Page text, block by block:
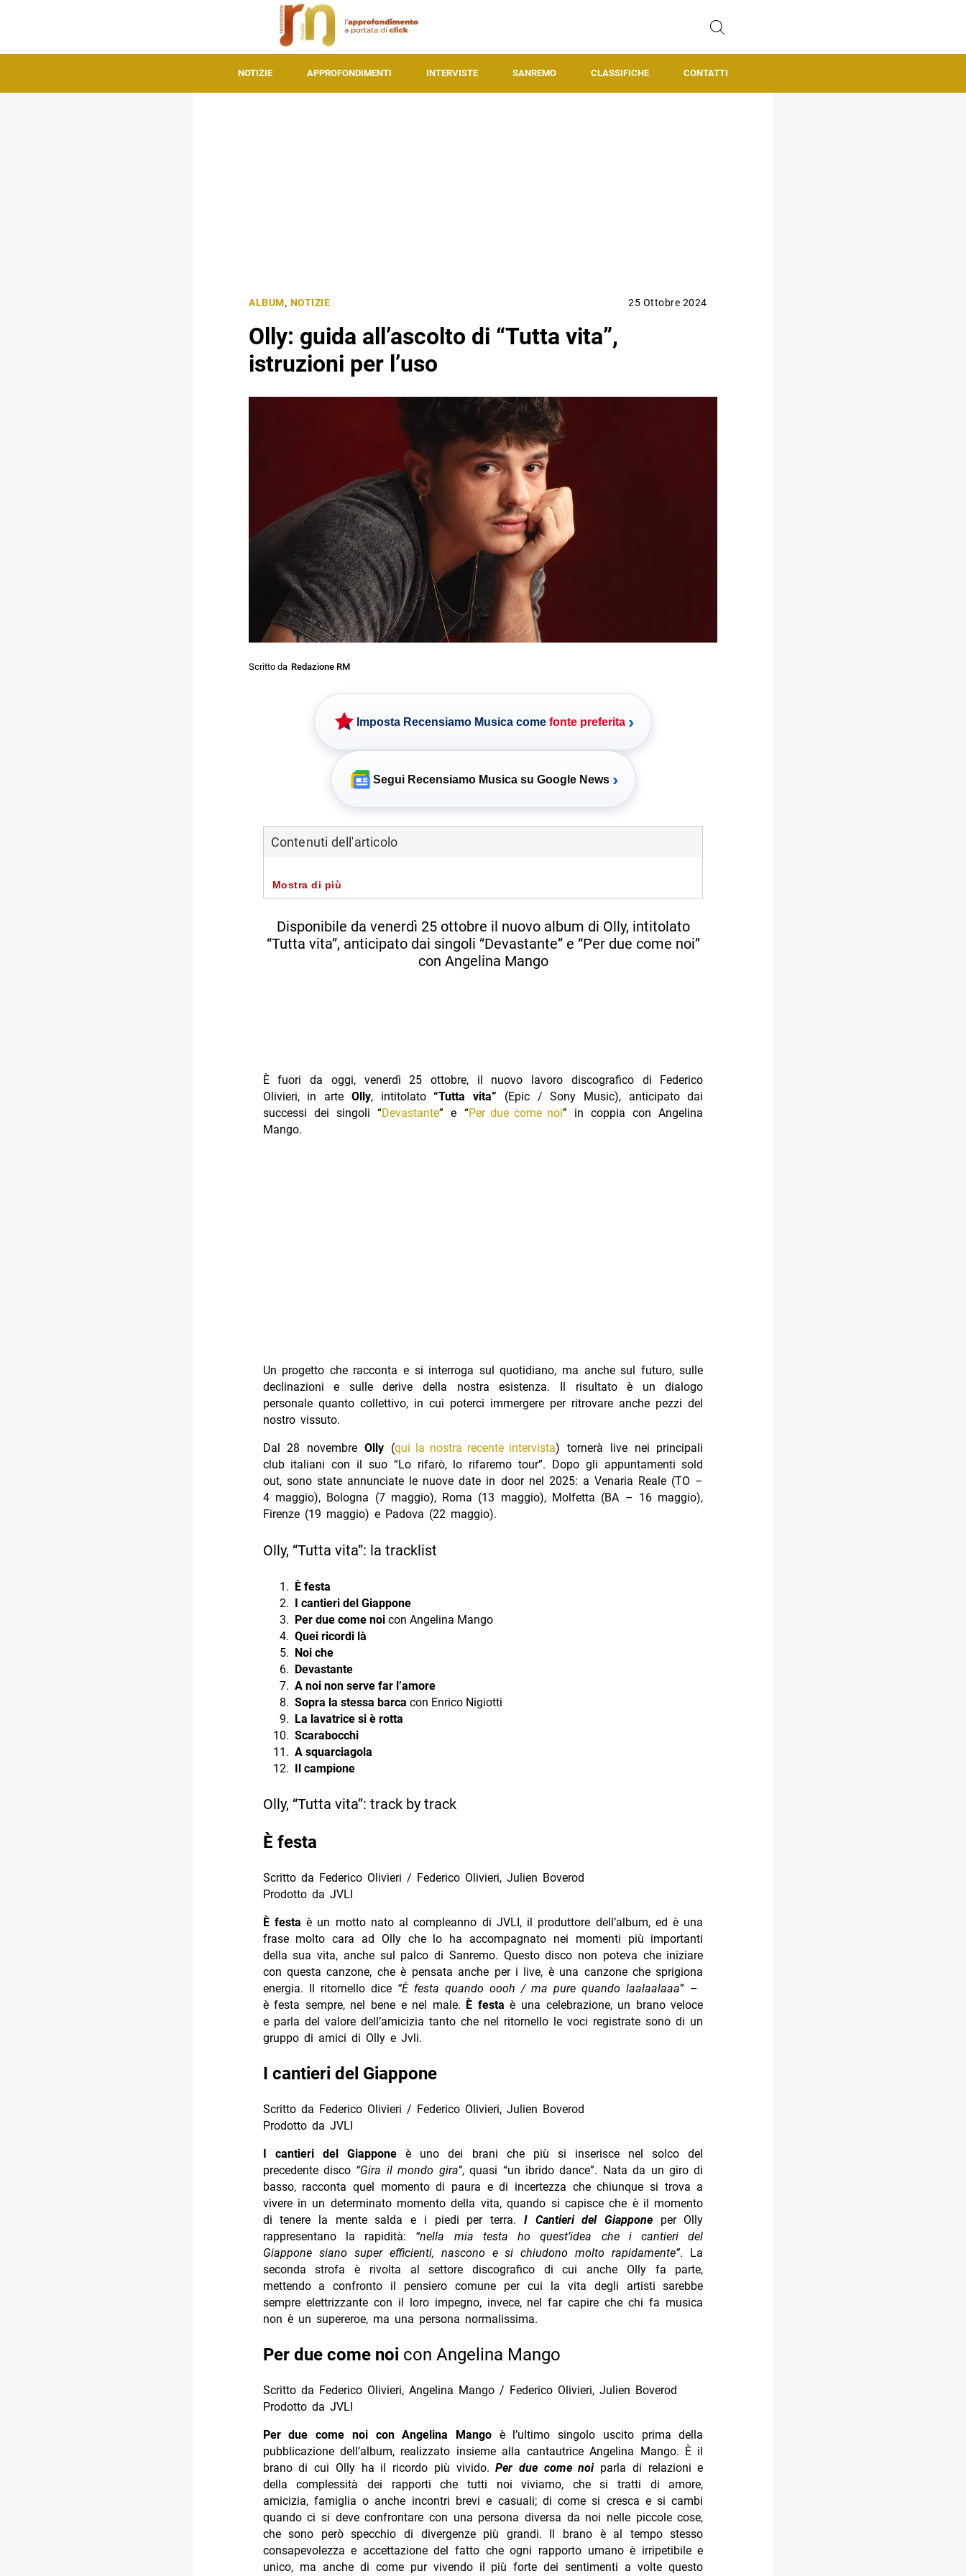
NOTIZIE APPROFONDIMENTI INTERVISTE SANREMO CLASSIFICHE CONTATTI
ALBUM, NOTIZIE 25 Ottobre 2024
Olly: guida all’ascolto di “Tutta vita”,
istruzioni per l’uso
Scritto da Redazione RM
Imposta Recensiamo Musica come fonte preferita ›
Segui Recensiamo Musica su Google News ›
Contenuti dell'articolo
Mostra di più
Disponibile da venerdì 25 ottobre il nuovo album di Olly, intitolato
“Tutta vita”, anticipato dai singoli “Devastante” e “Per due come noi”
con Angelina Mango
È fuori da oggi, venerdì 25 ottobre, il nuovo lavoro discografico di Federico
Olivieri, in arte Olly, intitolato“Tutta vita” (Epic / Sony Music), anticipato dai
successi dei singoli “Devastante” e “Per due come noi” in coppia con Angelina
Mango.
Un progetto che racconta e si interroga sul quotidiano, ma anche sul futuro, sulle
declinazioni e sulle derive della nostra esistenza. Il risultato è un dialogo
personale quanto collettivo, in cui poterci immergere per ritrovare anche pezzi del
nostro vissuto.
Dal 28 novembreOlly (qui la nostra recente intervista) tornerà live nei principali
club italiani con il suo “Lo rifarò, lo rifaremo tour”. Dopo gli appuntamenti sold
out, sono state annunciate le nuove date in door nel 2025: a Venaria Reale (TO –
4 maggio), Bologna (7 maggio), Roma (13 maggio), Molfetta (BA – 16 maggio),
Firenze (19 maggio) e Padova (22 maggio).
Olly, “Tutta vita”: la tracklist
È festa
I cantieri del Giappone
Per due come noi con Angelina Mango
Quei ricordi là
Noi che
Devastante
A noi non serve far l’amore
Sopra la stessa barca con Enrico Nigiotti
La lavatrice si è rotta
Scarabocchi
A squarciagola
Il campione
Olly, “Tutta vita”: track by track
È festa
Scritto da Federico Olivieri / Federico Olivieri, Julien Boverod
Prodotto da JVLI
È festa è un motto nato al compleanno di JVLI, il produttore dell’album, ed è una
frase molto cara ad Olly che lo ha accompagnato nei momenti più importanti
della sua vita, anche sul palco di Sanremo. Questo disco non poteva che iniziare
con questa canzone, che è pensata anche per i live, è una canzone che sprigiona
energia. Il ritornello dice “È festa quando oooh / ma pure quando laalaalaaa” –
è festa sempre, nel bene e nel male. È festaè una celebrazione, un brano veloce
e parla del valore dell’amicizia tanto che nel ritornello le voci registrate sono di un
gruppo di amici di Olly e Jvli.
I cantieri del Giappone
Scritto da Federico Olivieri / Federico Olivieri, Julien Boverod
Prodotto da JVLI
I cantieri del Giapponeè uno dei brani che più si inserisce nel solco del
precedente disco “Gira il mondo gira”, quasi “un ibrido dance”. Nata da un giro di
basso, racconta quel momento di paura e di incertezza che chiunque si trova a
vivere in un determinato momento della vita, quando si capisce che è il momento
di tenere la mente salda e i piedi per terra. I Cantieri del Giappone per Olly
rappresentano la rapidità: “nella mia testa ho quest’idea che i cantieri del
Giappone siano super efficienti, nascono e si chiudono molto rapidamente”. La
seconda strofa è rivolta al settore discografico di cui anche Olly fa parte,
mettendo a confronto il pensiero comune per cui la vita degli artisti sarebbe
sempre elettrizzante con il loro impegno, invece, nel far capire che chi fa musica
non è un supereroe, ma una persona normalissima.
Per due come noi con Angelina Mango
Scritto da Federico Olivieri, Angelina Mango / Federico Olivieri, Julien Boverod
Prodotto da JVLI
Per due come noi con Angelina Mango è l’ultimo singolo uscito prima della
pubblicazione dell’album, realizzato insieme alla cantautrice Angelina Mango. È il
brano di cui Olly ha il ricordo più vivido.Per due come noi parla di relazioni e
della complessità dei rapporti che tutti noi viviamo, che si tratti di amore,
amicizia, famiglia o anche incontri brevi e casuali; di come si cresca e si cambi
quando ci si deve confrontare con una persona diversa da noi nelle piccole cose,
che sono però specchio di divergenze più grandi. Il brano è al tempo stesso
consapevolezza e accettazione del fatto che ogni rapporto umano è irripetibile e
unico, ma anche di come pur vivendo il più forte dei sentimenti a volte questo